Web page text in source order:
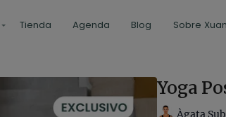
Tienda Agenda Blog Sobre
Yoga
Àgata